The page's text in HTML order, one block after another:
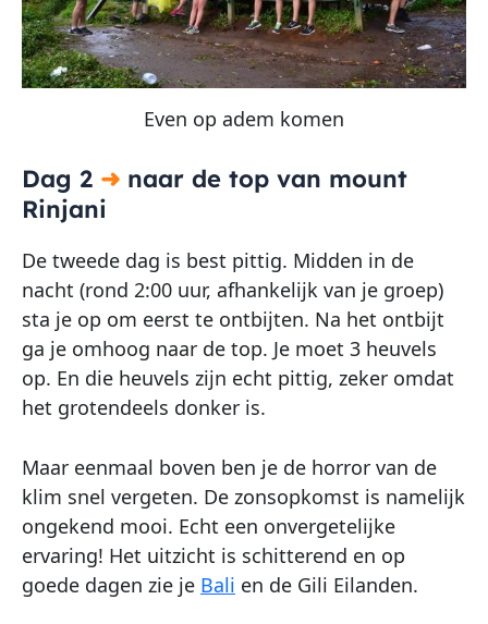
Even op adem komen
Dag 2 ➜ naar de top van mount
Rinjani
De tweede dag is best pittig. Midden in de
nacht (rond 2:00 uur, afhankelijk van je groep)
sta je op om eerst te ontbijten. Na het ontbijt
ga je omhoog naar de top. Je moet 3 heuvels
op. En die heuvels zijn echt pittig, zeker omdat
het grotendeels donker is.
Maar eenmaal boven ben je de horror van de
klim snel vergeten. De zonsopkomst is namelijk
ongekend mooi. Echt een onvergetelijke
ervaring! Het uitzicht is schitterend en op
goede dagen zie je Bali en de Gili Eilanden.